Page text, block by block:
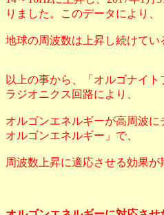
りました。このデータにより、
地球の周波数は上昇し続けてい
以上の事から、「オルゴナイ
ラジオニクス回路により、
オルゴンエネルギーが高周波
オルゴンエネルギー」で、
周波数上昇に適応させる効果が